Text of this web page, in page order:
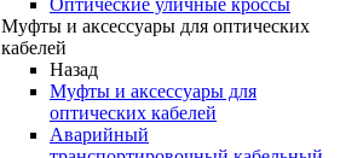
Оптические уличные кроссы
Муфты и аксессуары для оптических
кабелей
Назад
Муфты и аксессуары для
оптических кабелей
Аварийный